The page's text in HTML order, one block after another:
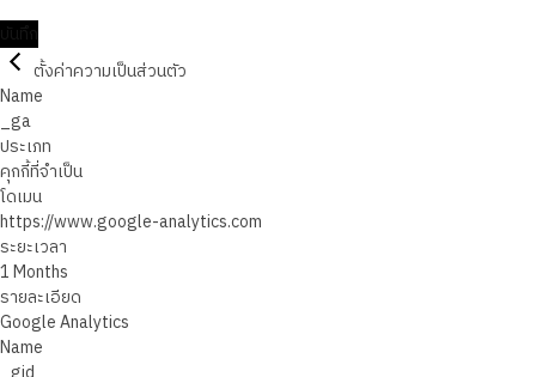
ตั้งค่าความเป็นส่วนตัว
Name
_ga
ประเภท
คุกกี้ที่จำเป็น
โดเมน
https://www.google-analytics.com
ระยะเวลา
1 Months
รายละเอียด
Google Analytics
Name